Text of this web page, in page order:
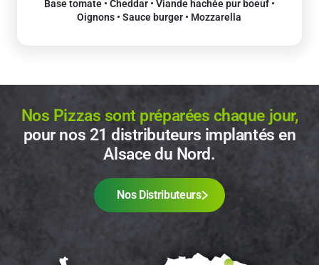
Base tomate • Cheddar • Viande hachée pur boeuf •
Oignons • Sauce burger • Mozzarella
Nos Pizzas sont préparées chaque jour,
pour nos 21 distributeurs implantés en
Alsace du Nord.
Nos Distributeurs